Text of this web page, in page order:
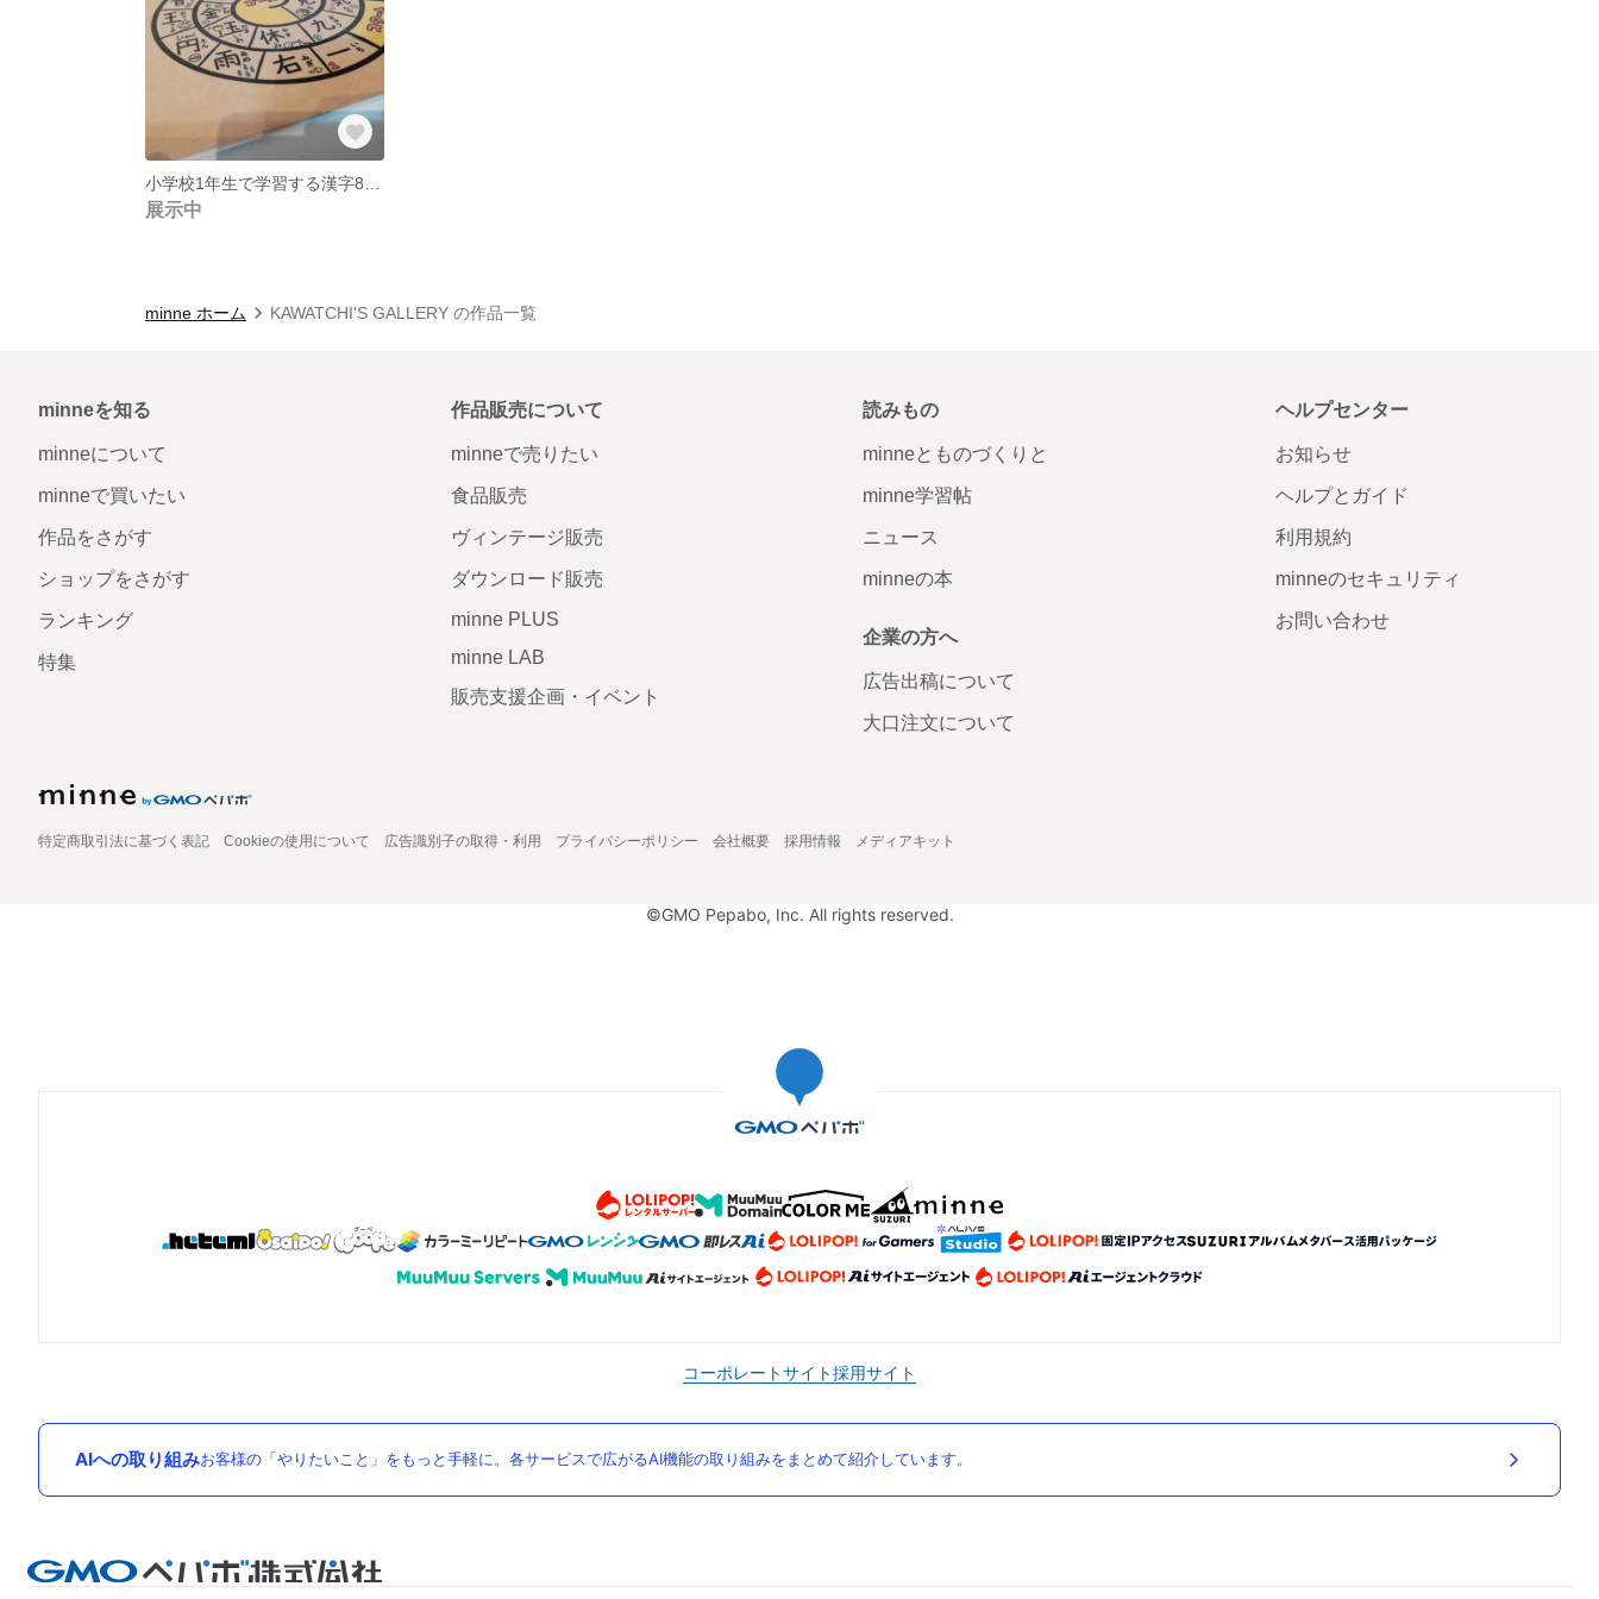
展示中
minne ホーム KAWATCHI'S GALLERY の作品一覧
minneを知る
minneについて
minneで買いたい
作品をさがす
ショップをさがす
ランキング
特集
作品販売について
minneで売りたい
食品販売
ヴィンテージ販売
ダウンロード販売
minne PLUS
minne LAB
販売支援企画・イベント
読みもの
minneとものづくりと
minne学習帖
ニュース
minneの本
企業の方へ
広告出稿について
大口注文について
ヘルプセンター
お知らせ
ヘルプとガイド
利用規約
minneのセキュリティ
お問い合わせ
特定商取引法に基づく表記 Cookieの使用について 広告識別子の取得・利用 プライバシーポリシー 会社概要 採用情報 メディアキット
©GMO Pepabo, Inc. All rights reserved.
コーポレートサイト採用サイト
AIへの取り組みお客様の「やりたいこと」をもっと手軽に。各サービスで広がるAI機能の取り組みをまとめて紹介しています。